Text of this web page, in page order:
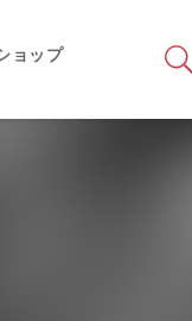
ョップ